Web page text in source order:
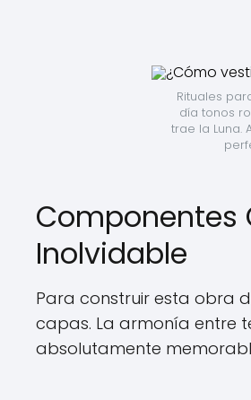
Rituales
día tonos
trae la Luna.
Componentes
Inolvidable
Para construir esta obra
capas. La armonía entre
absolutamente